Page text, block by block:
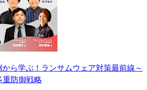
から学ぶ！ランサムウェア対策最前線～
防御戦略